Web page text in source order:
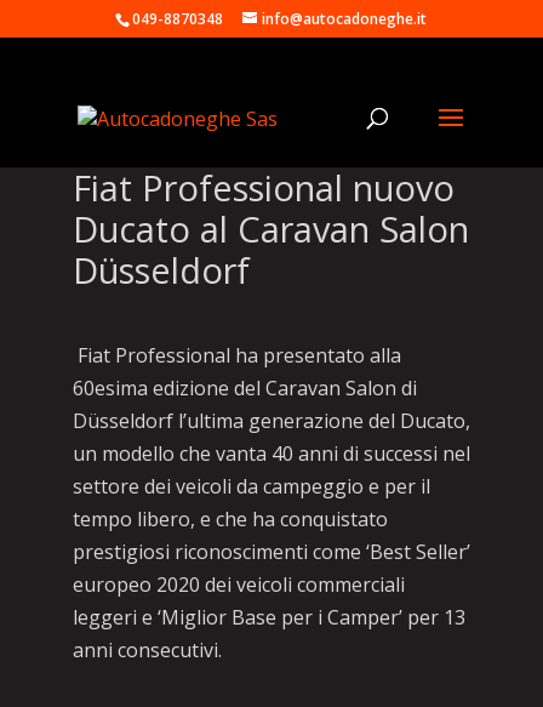
049-8870348 info@autocadoneghe.it
Fiat Professional nuovo
Ducato al Caravan Salon
Düsseldorf
Fiat Professional ha presentato alla
60esima edizione del Caravan Salon di
Düsseldorf l’ultima generazione del Ducato,
un modello che vanta 40 anni di successi nel
settore dei veicoli da campeggio e per il
tempo libero, e che ha conquistato
prestigiosi riconoscimenti come ‘Best Seller’
europeo 2020 dei veicoli commerciali
leggeri e ‘Miglior Base per i Camper’ per 13
anni consecutivi.